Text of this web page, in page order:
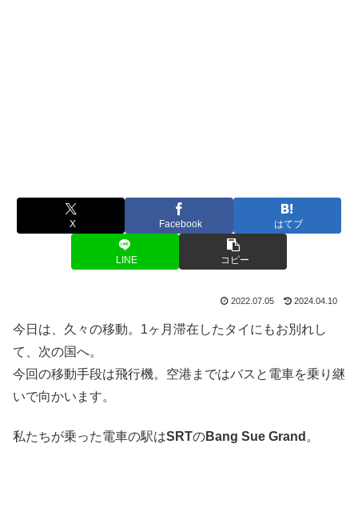
X Facebook はてブ
LINE コピー
2022.07.05 2024.04.10
今日は、久々の移動。1ヶ月滞在したタイにもお別れし
て、次の国へ。
今回の移動手段は飛行機。空港まではバスと電車を乗り継
いで向かいます。
私たちが乗った電車の駅はSRTのBang Sue Grand 。